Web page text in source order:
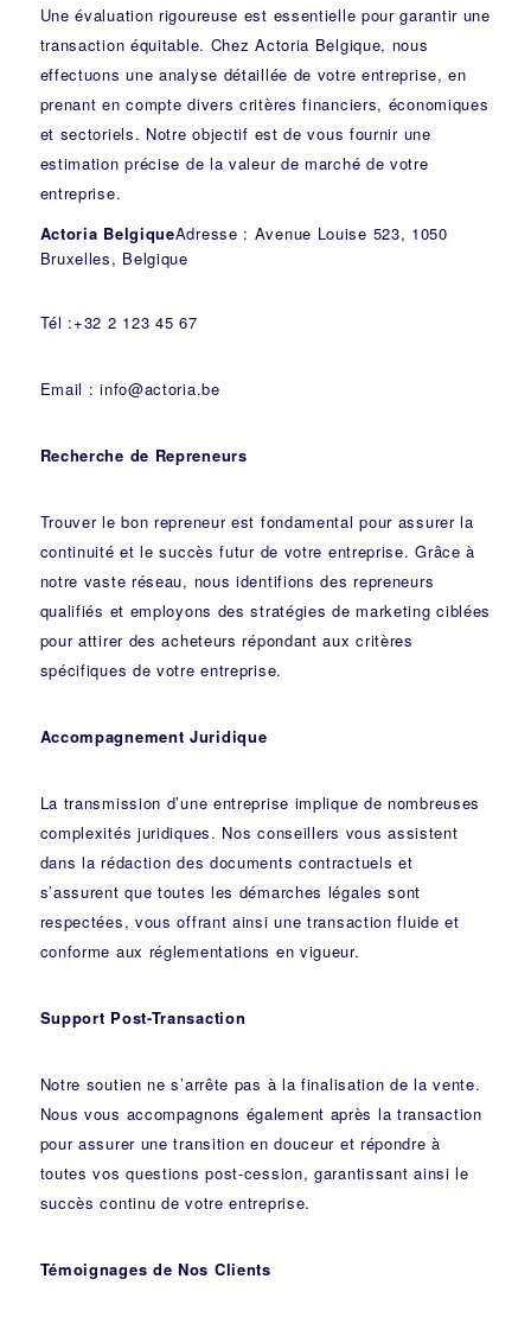
Une évaluation rigoureuse est essentielle pour garantir une
transaction équitable. Chez Actoria Belgique, nous
effectuons une analyse détaillée de votre entreprise, en
prenant en compte divers critères financiers, économiques
et sectoriels. Notre objectif est de vous fournir une
estimation précise de la valeur de marché de votre
entreprise.
Actoria BelgiqueAdresse : Avenue Louise 523, 1050
Bruxelles, Belgique
Tél :+32 2 123 45 67
Email : info@actoria.be
Recherche de Repreneurs
Trouver le bon repreneur est fondamental pour assurer la
continuité et le succès futur de votre entreprise. Grâce à
notre vaste réseau, nous identifions des repreneurs
qualifiés et employons des stratégies de marketing ciblées
pour attirer des acheteurs répondant aux critères
spécifiques de votre entreprise.
Accompagnement Juridique
La transmission d’une entreprise implique de nombreuses
complexités juridiques. Nosconseillers vous assistent
dans la rédaction des documents contractuels et
s’assurent que toutes les démarches légales sont
respectées, vous offrant ainsi une transaction fluide et
conforme aux réglementations en vigueur.
Support Post-Transaction
Notre soutien ne s’arrête pas à la finalisation de la vente.
Nous vous accompagnons également après la transaction
pour assurer une transition en douceur et répondre à
toutes vos questions post-cession, garantissant ainsi le
succès continu de votre entreprise.
Témoignages de Nos Clients